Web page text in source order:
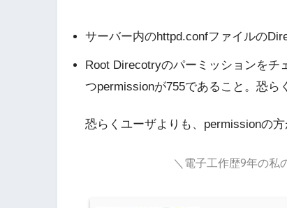
サーバー内のhttpd.confファイルの
Root Direcotryのパーミッションをチ
つpermissionが755であること。恐ら
恐らくユーザよりも、permissionの
＼電子工作歴9年の私